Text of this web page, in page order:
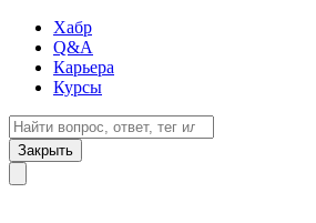
Хабр
Q&A
Карьера
Курсы
Закрыть